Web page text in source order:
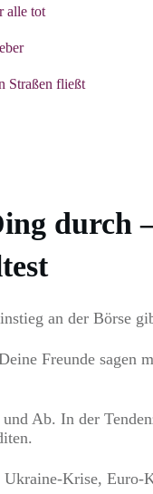
alle tot
Straßen fließt
durch
an der Börse
Freunde sagen
Ab. In der
Krise,